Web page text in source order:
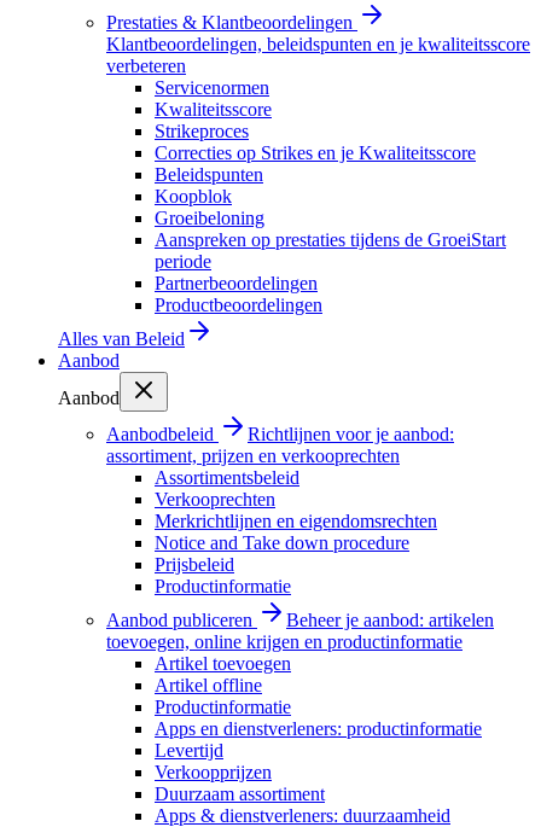
Prestaties & Klantbeoordelingen
Klantbeoordelingen, beleidspunten en je kwaliteitsscore
verbeteren
Servicenormen
Kwaliteitsscore
Strikeproces
Correcties op Strikes en je Kwaliteitsscore
Beleidspunten
Koopblok
Groeibeloning
Aanspreken op prestaties tijdens de GroeiStart
periode
Partnerbeoordelingen
Productbeoordelingen
Alles van Beleid
Aanbod
Aanbod
Aanbodbeleid
Richtlijnen voor je aanbod:
assortiment, prijzen en verkooprechten
Assortimentsbeleid
Verkooprechten
Merkrichtlijnen en eigendomsrechten
Notice and Take down procedure
Prijsbeleid
Productinformatie
Aanbod publiceren
Beheer je aanbod: artikelen
toevoegen, online krijgen en productinformatie
Artikel toevoegen
Artikel offline
Productinformatie
Apps en dienstverleners: productinformatie
Levertijd
Verkoopprijzen
Duurzaam assortiment
Apps & dienstverleners: duurzaamheid